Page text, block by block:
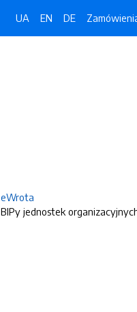
UA EN DE
eWrota
BIPy jednostek